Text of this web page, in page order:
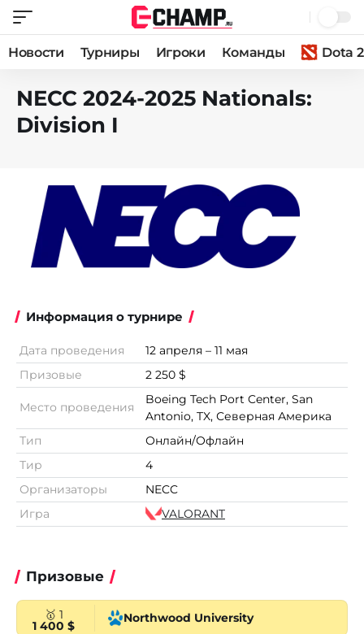
Новости Турниры Игроки Команды Dota 2
NECC 2024-2025 Nationals:
Division I
Информация о турнире
Дата проведения
12 апреля – 11 мая
Призовые
2 250 $
Место проведения
Boeing Tech Port Center, San
Antonio, TX, Северная Америка
Тип
Онлайн/Офлайн
Тир
4
Организаторы
NECC
Игра
VALORANT
Призовые
🥇 1
1 400 $
Northwood University